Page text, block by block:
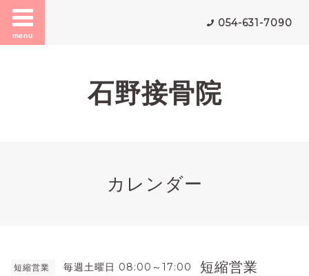
menu
054-631-7090
石野接骨院
カレンダー
短縮営業 毎週土曜日 08:00～17:00 短縮営業